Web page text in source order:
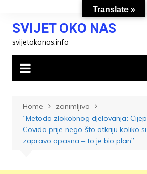
contentSVIJET OKO NAS
svijetokonas.info
Home
zanimljivo
“Metoda zlokobnog djelovanja:
Covida prije nego što otkriju koliko
zapravo opasna – to je bio plan”
Translate »